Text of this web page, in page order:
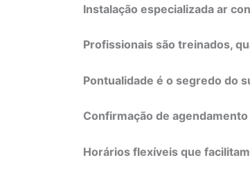
Instalação especializada ar
Profissionais são treinados,
Pontualidade é o segredo do
Confirmação de
Horários flexíveis que